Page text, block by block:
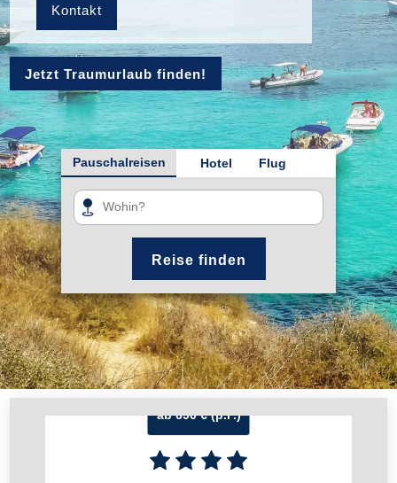
Kontakt
Jetzt Traumurlaub finden!
Pauschalreisen Hotel Flug
Reise finden
ab 690 € (p.P.)